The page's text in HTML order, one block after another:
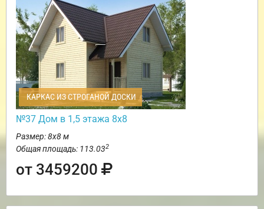
КАРКАС ИЗ СТРОГАНОЙ ДОСКИ
№37 Дом в 1,5 этажа 8х8
Размер: 8х8 м
Общая площадь: 113.032
от 3459200